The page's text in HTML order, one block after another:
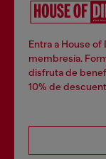
Entra a House
membresía.
disfruta de
10% de